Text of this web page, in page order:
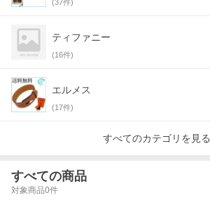
(37件)
ティファニー
(16件)
エルメス
(17件)
すべてのカテゴリを見る
すべての商品
対象商品0件